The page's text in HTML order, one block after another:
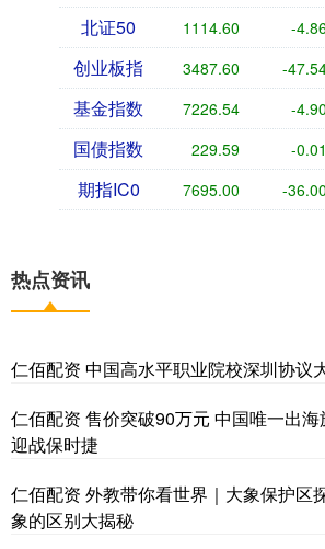
北证50 1114.60 -
创业板指 3487.60 -
基金指数 7226.54 -4.90
国债指数 229.59 -0.01
期指IC0 7695.00 -36.00
热点资讯
仁佰配资 中国高水平职业院校深圳协议
仁佰配资 售价突破90万元 中国唯一出
迎战保时捷
仁佰配资 外教带你看世界｜大象保护区
象的区别大揭秘